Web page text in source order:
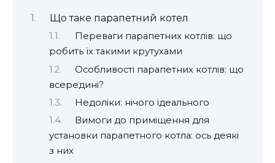
Що таке парапетний котел
Переваги парапетних котлів: що
робить їх такими крутухами
Особливості парапетних котлів: що
всередині?
Недоліки: нічого ідеального
Вимоги до приміщення для
установки парапетного котла: ось деякі
з них